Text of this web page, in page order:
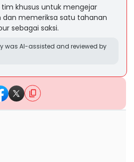
khusus untuk mengejar
memeriksa satu tahanan
sebagai saksi.
was AI-assisted and reviewed by